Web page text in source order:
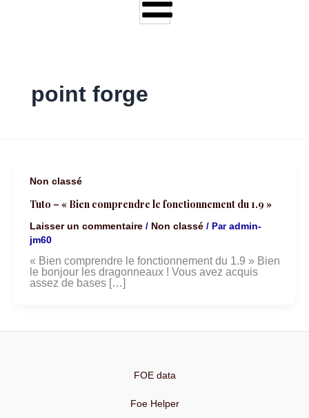
point forge
Non classé
Tuto – « Bien comprendre le fonctionnement du 1.9 »
Laisser un commentaire / Non classé/ Par admin-
jm60
« Bien comprendre le fonctionnement du 1.9 » Bien
le bonjour les dragonneaux ! Vous avez acquis
assez de bases […]
FOE data
Foe Helper